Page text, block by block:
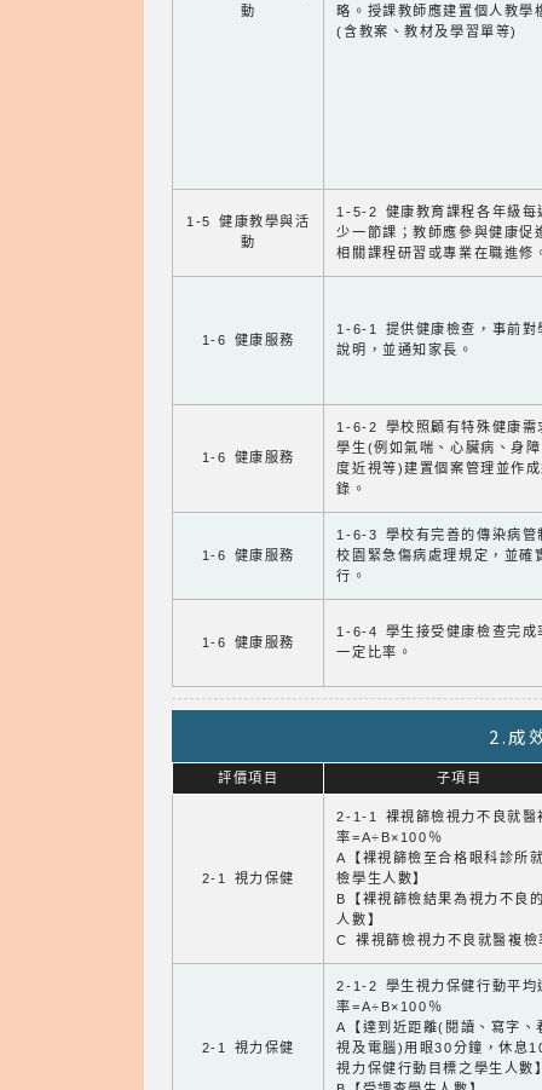
動
略。授課教師應建置個人教學
(含教案、教材及學習單等)
1-5 健康教學與活
動
1-5-2 健康教育課程各年級每
少一節課；教師應參與健康促
相關課程研習或專業在職進修
1-6 健康服務
1-6-1 提供健康檢查，事前對
說明，並通知家長。
1-6 健康服務
1-6-2 學校照顧有特殊健康需
學生(例如氣喘、心臟病、身
度近視等)建置個案管理並作
錄。
1-6 健康服務
1-6-3 學校有完善的傳染病管
校園緊急傷病處理規定，並確
行。
1-6 健康服務
1-6-4 學生接受健康檢查完成
一定比率。
2.成
評價項目 子項目
2-1 視力保健
2-1-1 裸視篩檢視力不良就醫
率=A÷B×100％
A【裸視篩檢至合格眼科診所
檢學生人數】
B【裸視篩檢結果為視力不良
人數】
C 裸視篩檢視力不良就醫複檢
2-1 視力保健
2-1-2 學生視力保健行動平均
率=A÷B×100％
A【達到近距離(閱讀、寫字、
視及電腦)用眼30分鐘，休息
視力保健行動目標之學生人數